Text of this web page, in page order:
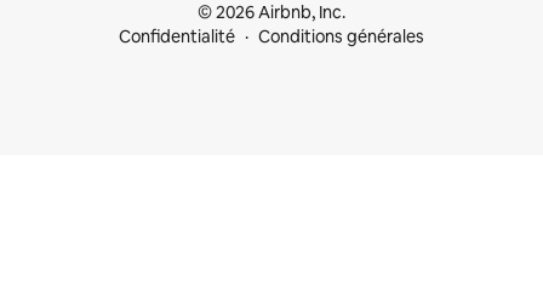
© 2026 Airbnb, Inc.
Confidentialité
Conditions générales